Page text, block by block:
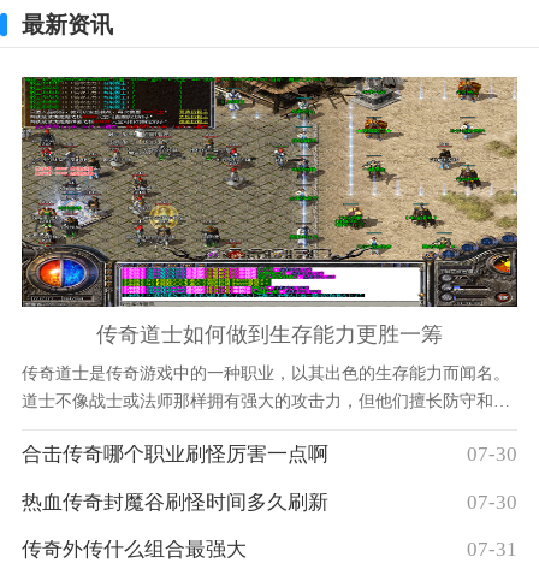
最新资讯
传奇道士如何做到生存能力更胜一筹
传奇道士是传奇游戏中的一种职业，以其出色的生存能力而闻名。
道士不像战士或法师那样拥有强大的攻击力，但他们擅长防守和治
通过技能和策略来提高他们的生存能力。传奇道士的生存能力与他
合击传奇哪个职业刷怪厉害一点啊 07-30
热血传奇封魔谷刷怪时间多久刷新 07-30
传奇外传什么组合最强大 07-31